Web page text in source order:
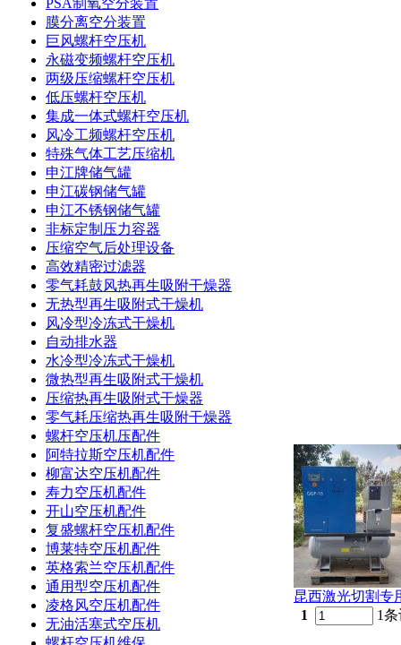
膜分离空分装置
巨风螺杆空压机
永磁变频螺杆空压机
两级压缩螺杆空压机
低压螺杆空压机
集成一体式螺杆空压机
风冷工频螺杆空压机
特殊气体工艺压缩机
申江牌储气罐
申江碳钢储气罐
申江不锈钢储气罐
非标定制压力容器
压缩空气后处理设备
高效精密过滤器
零气耗鼓风热再生吸附干燥器
无热型再生吸附式干燥机
风冷型冷冻式干燥机
自动排水器
水冷型冷冻式干燥机
微热型再生吸附式干燥机
压缩热再生吸附式干燥器
零气耗压缩热再生吸附干燥器
螺杆空压机压配件
阿特拉斯空压机配件
柳富达空压机配件
寿力空压机配件
开山空压机配件
复盛螺杆空压机配件
博莱特空压机配件
英格索兰空压机配件
通用型空压机配件
凌格风空压机配件
无油活塞式空压机
昆西激光切割专
1
1